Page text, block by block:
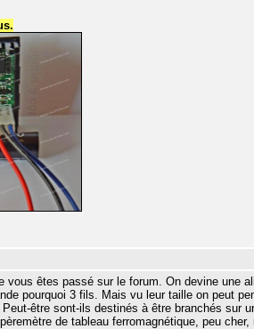
vous êtes passé sur le forum. On devine une
pourquoi 3 fils. Mais vu leur taille on peut
être sont-ils destinés à être branchés sur
de tableau ferromagnétique, peu